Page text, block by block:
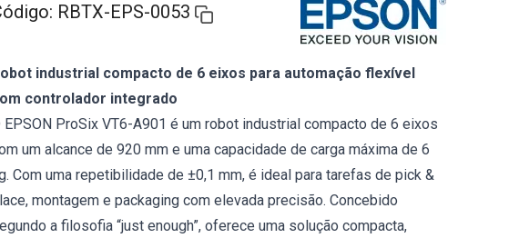
: RBTX-EPS-0053
industrial compacto de 6 eixos para automação flexível
controlador integrado
EPSON ProSix VT6-A901 é um robot industrial compacto de 6 eixos
um alcance de 920 mm e uma capacidade de carga máxima de 6
Com uma repetibilidade de ±0,1 mm, é ideal para tarefas de pick &
montagem e packaging com elevada precisão. Concebido
a filosofia “just enough”, oferece uma solução compacta,